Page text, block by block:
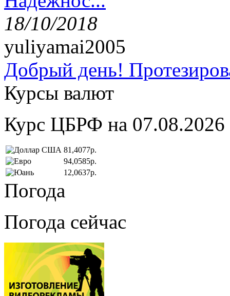
18/10/2018
yuliyamai2005
Добрый день!
Курсы валют
Курс ЦБРФ на 07.08.2026
81,4077р.
94,0585р.
12,0637р.
Погода
Погода сейчас